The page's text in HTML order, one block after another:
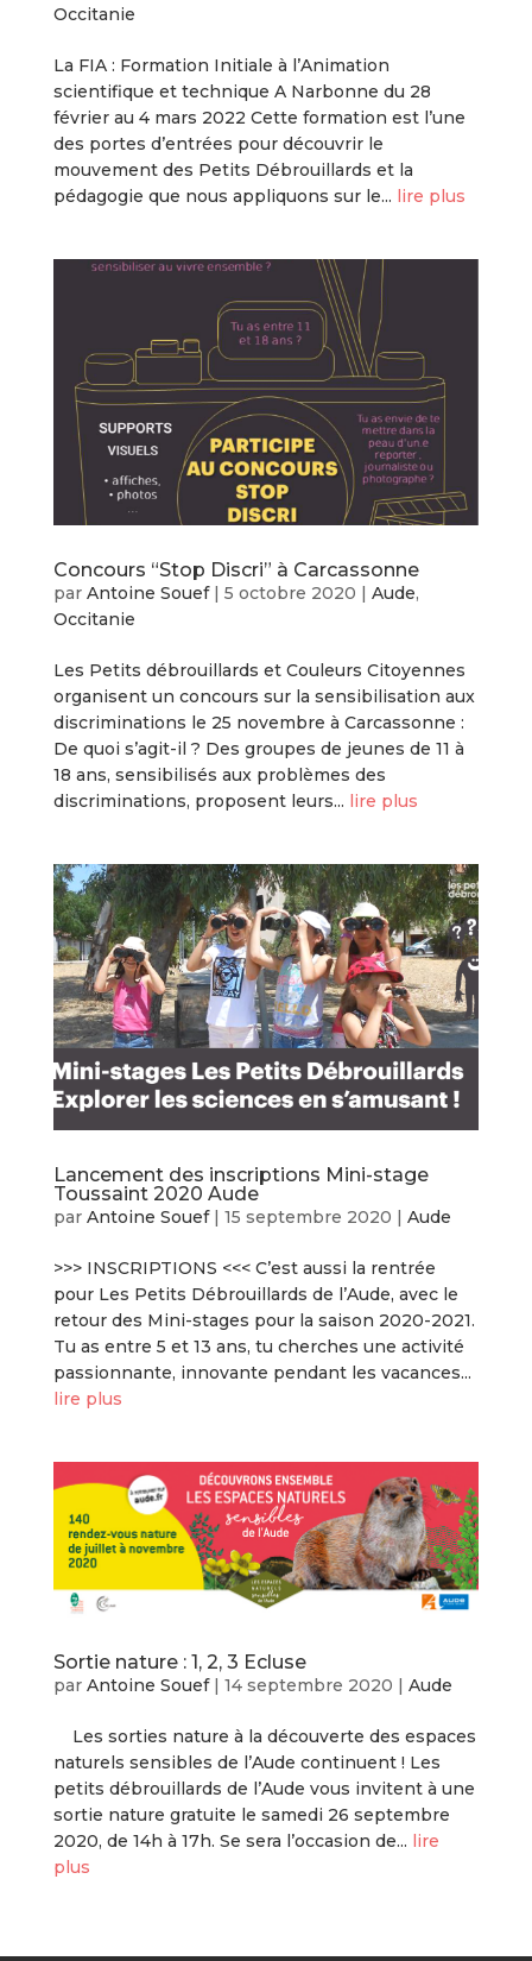
Occitanie
La FIA : Formation Initiale à l’Animation
scientifique et technique A Narbonne du 28
février au 4 mars 2022 Cette formation est l’une
des portes d’entrées pour découvrir le
mouvement des Petits Débrouillards et la
pédagogie que nous appliquons sur le... lire plus
Concours “Stop Discri” à Carcassonne
par Antoine Souef| 5 octobre 2020 | Aude,
Occitanie
Les Petits débrouillards et Couleurs Citoyennes
organisent un concours sur la sensibilisation aux
discriminations le 25 novembre à Carcassonne :
De quoi s’agit-il ? Des groupes de jeunes de 11 à
18 ans, sensibilisés aux problèmes des
discriminations, proposent leurs... lire plus
Lancement des inscriptions Mini-stage
Toussaint 2020 Aude
par Antoine Souef| 15 septembre 2020 | Aude
>>> INSCRIPTIONS <<< C’est aussi la rentrée
pour Les Petits Débrouillards de l’Aude, avec le
retour des Mini-stages pour la saison 2020-2021.
Tu as entre 5 et 13 ans, tu cherches une activité
passionnante, innovante pendant les vacances...
lire plus
Sortie nature : 1, 2, 3 Ecluse
par Antoine Souef| 14 septembre 2020 Aude
Les sorties nature à la découverte des espaces
naturels sensibles de l’Aude continuent ! Les
petits débrouillards de l’Aude vous invitent à une
sortie nature gratuite le samedi 26 septembre
2020, de 14h à 17h. Se sera l’occasion de... lire
plus